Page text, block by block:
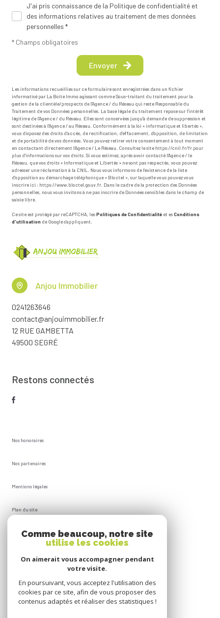
J'ai pris connaissance de la Politique de confidentialité et
des informations relatives au traitement de mes données
personnelles *
* Champs obligatoires
Envoyer
Les informations recueillies sur ce formulaire sont enregistrées dans un fichier
informatisé par La Boite Immo agissant comme Sous-traitant du traitement pour la
gestion de la clientèle/prospects de l'Agence / du Réseau qui reste Responsable du
Traitement de vos Données personnelles. La base légale du traitement repose sur l'intérêt
légitime de l'Agence / du Réseau. Elles sont conservées jusqu'à demande de suppression et
sont destinées à l'Agence / au Réseau. Conformément à la loi « informatique et libertés »,
vous disposez des droits d’accès, de rectification, d’effacement, d’opposition, de limitation
et de portabilité de vos données. Vous pouvez retirer votre consentement à tout moment
en contactant directement l’Agence / Le Réseau. Consultez le site https://cnil.fr/fr pour
plus d’informations sur vos droits. Si vous estimez, après avoir contacté l'Agence / le
Réseau, que vos droits « Informatique et Libertés » ne sont pas respectés, vous pouvez
adresser une réclamation à la CNIL. Nous vous informons de l’existence de la liste
d'opposition au démarchage téléphonique « Bloctel », sur laquelle vous pouvez vous
inscrire ici : https://www.bloctel.gouv.fr. Dans le cadre de la protection des Données
personnelles, nous vous invitons à ne pas inscrire de Données sensibles dans le champ de
saisie libre.
Ce site est protégé par reCAPTCHA, lesPolitiques de Confidentialité et esConditions
d'utilisation de Google s'appliquent.
Anjou Immobilier
0241263646
contact@anjouimmobilier.fr
12 RUE GAMBETTA
49500 SEGRÉ
Restons connectés
Nos honoraires
Nos partenaires
Mentions légales
Plan du site
Admin
Politique RGPD
Comme beaucoup, notre site
utilise les cookies
On aimerait vous accompagner pendant
votre visite.
En poursuivant, vous acceptez l'utilisation des
cookies par ce site, afin de vous proposer des
contenus adaptés et réaliser des statistiques !